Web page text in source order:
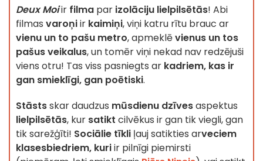
Deux Moiir filma par izolāciju lielpilsētās! Abi
filmas varoņiir kaimiņi, viņi katru rītu brauc ar
vienu un to pašu metro, apmeklēvienus un tos
pašus veikalus, un tomēr viņi nekad nav redzējuši
viens otru! Tas viss pasniegts ar kadriem, kas ir
gan smieklīgi, gan poētiski.
Stāstsskar daudzus mūsdienu dzīvesaspektus
lielpilsētās, kur satikt cilvēkus ir gan tik viegli, gan
tik sarežģīti! Sociālie tīkli ļauj satikties arveciem
klasesbiedriem, kuriir pilnīgi piemirsti